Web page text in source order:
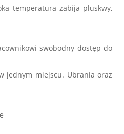
temperatura zabija pluskwy,
swobodny dostęp do
jednym miejscu. Ubrania oraz